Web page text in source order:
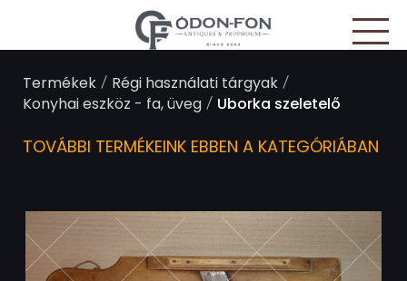
Termékek/ Régi használati tárgyak/
Konyhai eszköz - fa, üveg/ Uborka szeletelő
TOVÁBBI TERMÉKEINK EBBEN A KATEGÓRIÁBAN